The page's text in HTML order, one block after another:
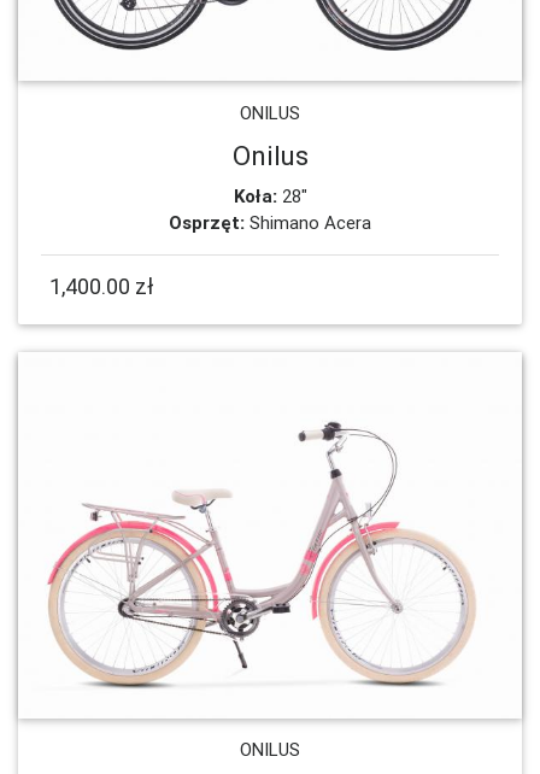
ONILUS
Onilus
Koła: 28"
Osprzęt: Shimano Acera
1,400.00 zł
ONILUS